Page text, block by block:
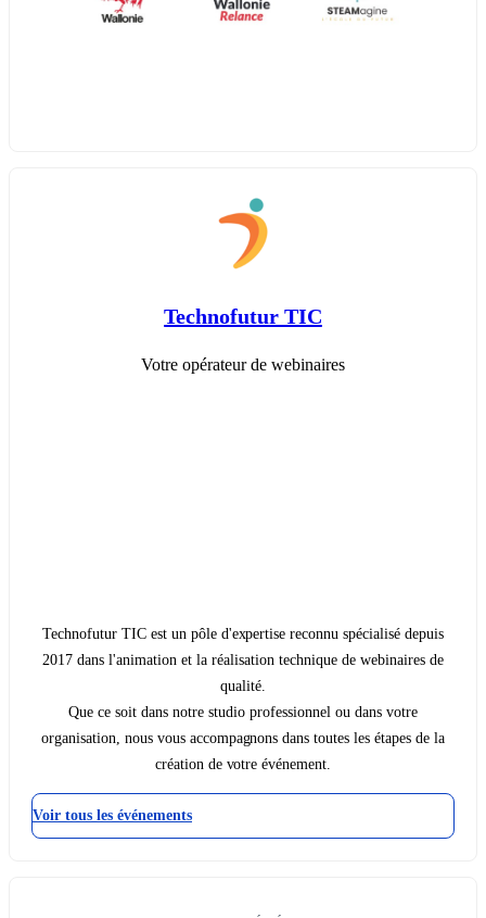
Technofutur TIC
Votre opérateur de webinaires
Technofutur TIC est un pôle d'expertise reconnu spécialisé depuis
2017 dans l'animation et la réalisation technique de webinaires de
qualité.
Que ce soit dans notre studio professionnel ou dans votre
organisation, nous vous accompagnons dans toutes les étapes de la
création de votre événement.
Voir tous les événements